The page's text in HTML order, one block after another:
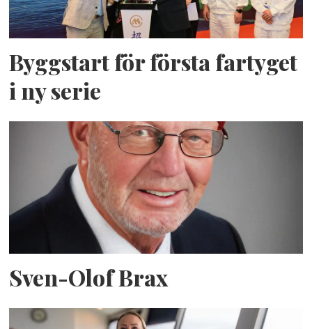
Byggstart för första fartyget
i ny serie
Sven-Olof Brax